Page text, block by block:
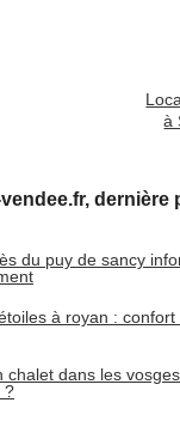
à
dernière
du puy de sancy
à royan : confort
chalet dans les
?